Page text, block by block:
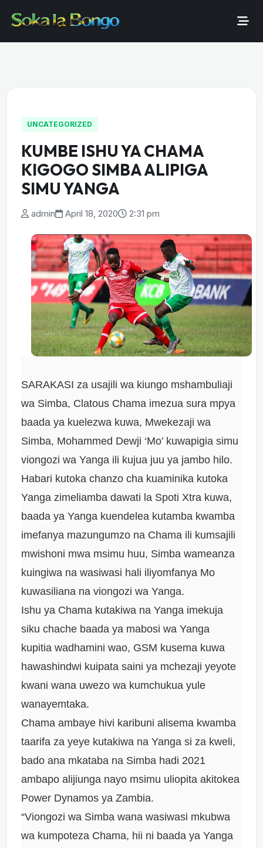
UNCATEGORIZED
KUMBE ISHU YA CHAMA
KIGOGO SIMBA ALIPIGA
SIMU YANGA
admin April 18, 2020 2:31 pm
SARAKASI za usajili wa kiungo mshambuliaji
wa Simba, Clatous Chama imezua sura mpya
baada ya kuelezwa kuwa, Mwekezaji wa
Simba, Mohammed Dewji ‘Mo’ kuwapigia simu
viongozi wa Yanga ili kujua juu ya jambo hilo.
Habari kutoka chanzo cha kuaminika kutoka
Yanga zimeliamba dawati la Spoti Xtra kuwa,
baada ya Yanga kuendelea kutamba kwamba
imefanya mazungumzo na Chama ili kumsajili
mwishoni mwa msimu huu, Simba wameanza
kuingiwa na wasiwasi hali iliyomfanya Mo
kuwasiliana na viongozi wa Yanga.
Ishu ya Chama kutakiwa na Yanga imekuja
siku chache baada ya mabosi wa Yanga
kupitia wadhamini wao, GSM kusema kuwa
hawashindwi kuipata saini ya mchezaji yeyote
kwani wana uwezo wa kumchukua yule
wanayemtaka.
Chama ambaye hivi karibuni alisema kwamba
taarifa za yeye kutakiwa na Yanga si za kweli,
bado ana mkataba na Simba hadi 2021
ambapo alijiunga nayo msimu uliopita akitokea
Power Dynamos ya Zambia.
“Viongozi wa Simba wana wasiwasi mkubwa
wa kumpoteza Chama, hii ni baada ya Yanga